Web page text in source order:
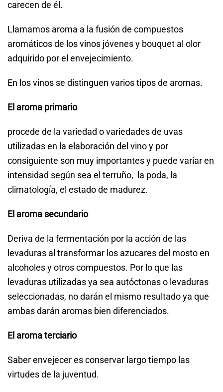
carecen de él.
Llamamos aroma a la fusión de compuestos
aromáticos de los vinos jóvenes y bouquet al olor
adquirido por el envejecimiento.
En los vinos se distinguen varios tipos de aromas.
El aroma primario
procede de la variedad o variedades de uvas
utilizadas en la elaboración del vino y por
consiguiente son muy importantes y puede variar en
intensidad según sea el terruño, la poda, la
climatología, el estado de madurez.
El aroma secundario
Deriva de la fermentación por la acción de las
levaduras al transformar los azucares del mosto en
alcoholes y otros compuestos. Por lo que las
levaduras utilizadas ya sea autóctonas o levaduras
seleccionadas, no darán el mismo resultado ya que
ambas darán aromas bien diferenciados.
El aroma terciario
Saber envejecer es conservar largo tiempo las
virtudes de la juventud.